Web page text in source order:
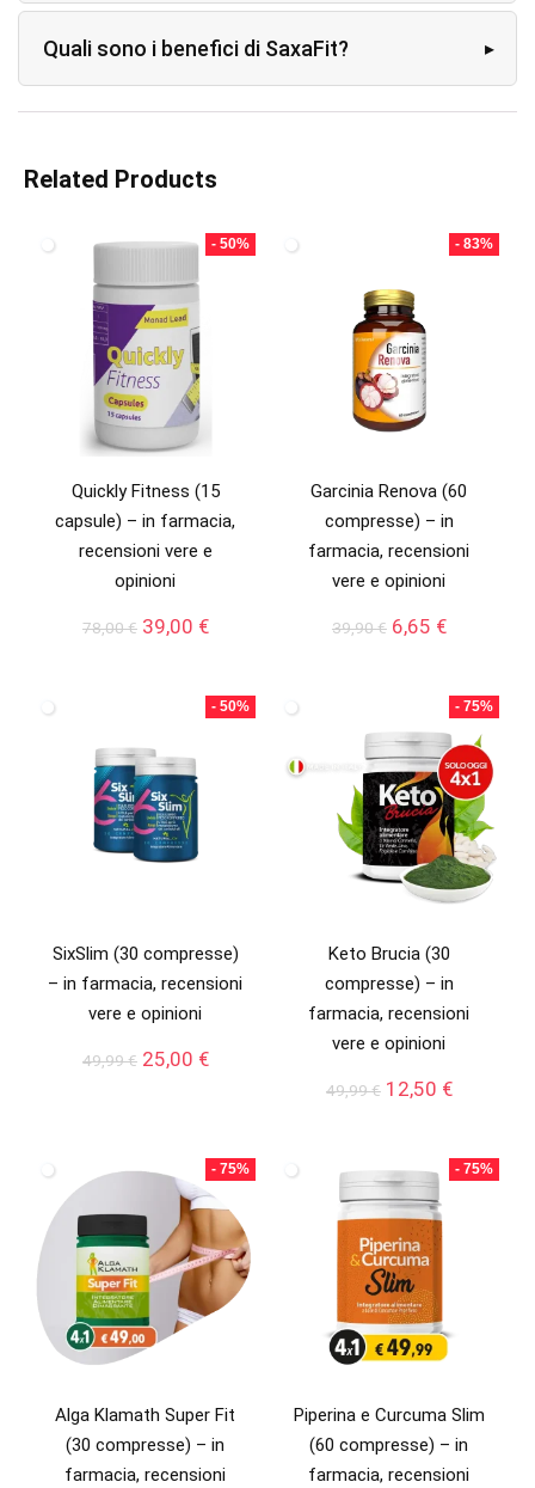
Quali sono i benefici di SaxaFit?
Related Products
- 50%
Quickly Fitness (15
capsule) – in farmacia,
recensioni vere e
opinioni
78,00€ Il
78,00 €.
39,00 €Il
è:
39,00 €.
- 83%
Garcinia Renova (60
compresse) – in
farmacia, recensioni
vere e opinioni
39,90€ Il
39,90 €.
6,65 €Il
è:
6,65 €.
- 50%
SixSlim (30 compresse)
– in farmacia, recensioni
vere e opinioni
49,99€ Il
49,99 €.
25,00 €Il
25,00 €.
- 75%
Keto Brucia (30
compresse) – in
farmacia, recensioni
vere e opinioni
49,99€ Il
49,99 €.
12,50 €Il
è:
12,50 €.
- 75%
Alga Klamath Super Fit
(30 compresse) – in
farmacia, recensioni
- 75%
Piperina e Curcuma Slim
(60 compresse) – in
farmacia, recensioni